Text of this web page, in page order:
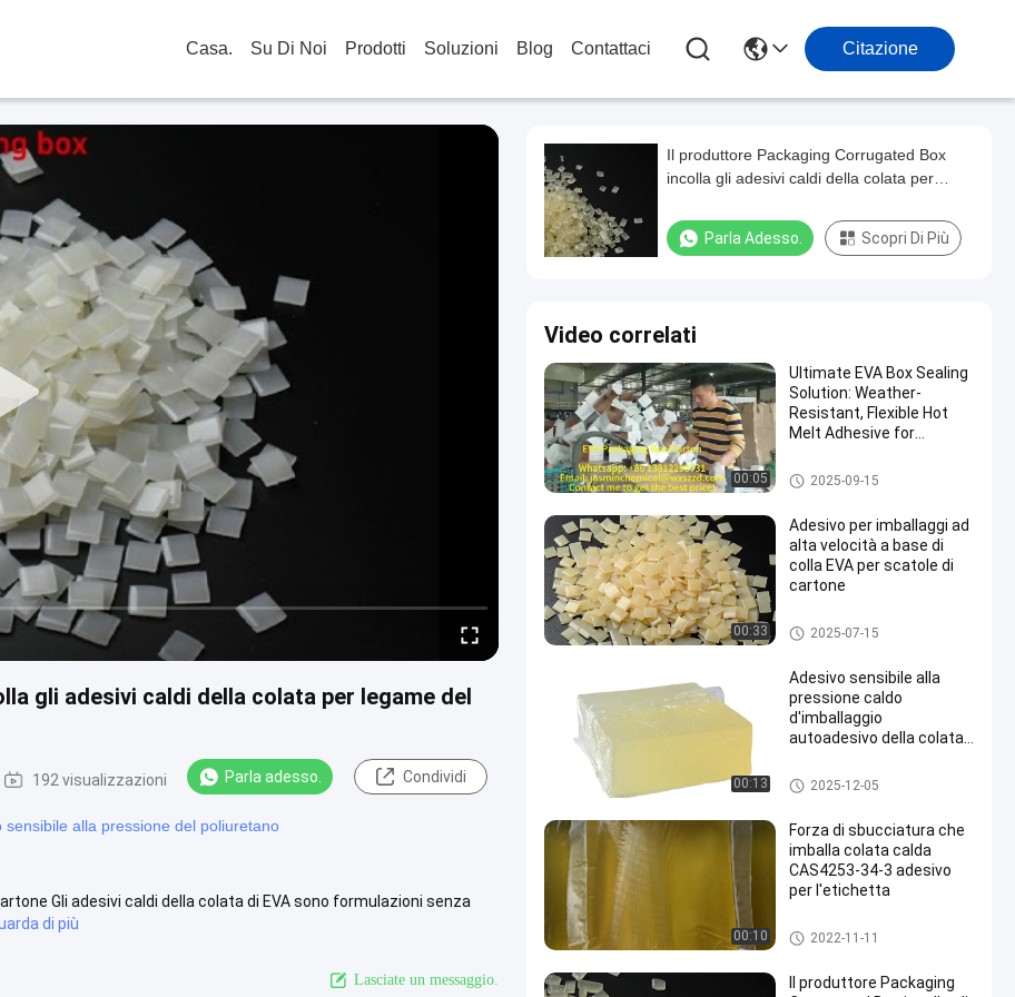
Casa. Su Di Noi Prodotti Soluzioni Blog Contattaci Citazione
gli adesivi caldi della colata per legame del
192 visualizzazioni Parla adesso. Condividi
sensibile alla pressione del poliuretano
Gli adesivi caldi della colata di EVA sono formulazioni senza
di più
Lasciate un messaggio.
Il produttore Packaging Corrugated Box
incolla gli adesivi caldi della colata per
Parla Adesso. Scopri Di Più
Video correlati
00:05
Ultimate EVA Box Sealing
Solution: Weather-
Resistant, Flexible Hot
Melt Adhesive for
Reliable Product Integrity
Adesivo caldo d'imballaggio d
ella colata
2025-09-15
00:33
Adesivo per imballaggi ad
alta velocità a base di
colla EVA per scatole di
cartone
EVA fusione a caldo colla
2025-07-15
00:13
Adesivo sensibile alla
pressione caldo
d'imballaggio
autoadesivo della colata
Adesivo caldo d'imballaggio d
ella colata
2025-12-05
00:10
Forza di sbucciatura che
imballa colata calda
CAS4253-34-3 adesivo
per l'etichetta
Adesivo caldo d'imballaggio d
ella colata
2022-11-11
Il produttore Packaging